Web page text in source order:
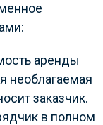
аренды
необлагаемая
заказчик.
в полном